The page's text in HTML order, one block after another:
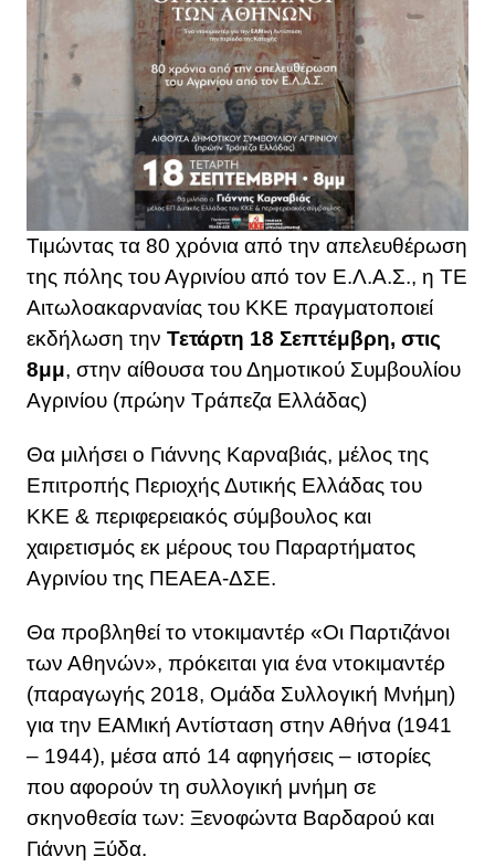
Τιμώντας τα 80 χρόνια από την απελευθέρωση
της πόλης του Αγρινίου από τον Ε.Λ.Α.Σ., η ΤΕ
Αιτωλοακαρνανίας του ΚΚΕ πραγματοποιεί
εκδήλωση την Τετάρτη 18 Σεπτέμβρη, στις
8μμ, στην αίθουσα του Δημοτικού Συμβουλίου
Αγρινίου (πρώην Τράπεζα Ελλάδας)
Θα μιλήσει ο Γιάννης Καρναβιάς, μέλος της
Επιτροπής Περιοχής Δυτικής Ελλάδας του
ΚΚΕ & περιφερειακός σύμβουλος και
χαιρετισμός εκ μέρους του Παραρτήματος
Αγρινίου της ΠΕΑΕΑ-ΔΣΕ.
Θα προβληθεί το ντοκιμαντέρ «Οι Παρτιζάνοι
των Αθηνών», πρόκειται για ένα ντοκιμαντέρ
(παραγωγής 2018, Ομάδα Συλλογική Μνήμη)
για την ΕΑΜική Αντίσταση στην Αθήνα (1941
– 1944), μέσα από 14 αφηγήσεις – ιστορίες
που αφορούν τη συλλογική μνήμη σε
σκηνοθεσία των: Ξενοφώντα Βαρδαρού και
Γιάννη Ξύδα.